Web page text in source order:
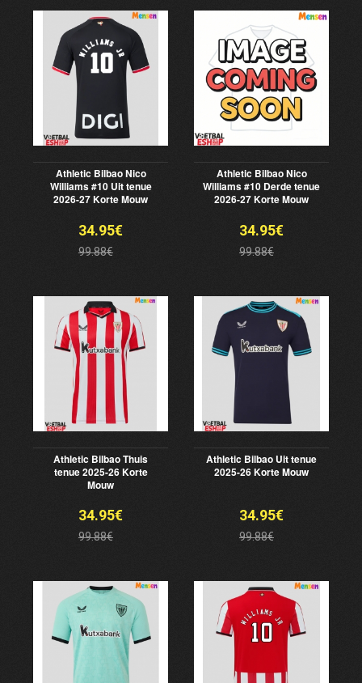
Athletic Bilbao Nico
Williams #10 Uit tenue
2026-27 Korte Mouw
34.95€
99.88€
Athletic Bilbao Nico
Williams #10 Derde tenue
2026-27 Korte Mouw
34.95€
99.88€
Athletic Bilbao Thuis
tenue 2025-26 Korte
Mouw
34.95€
99.88€
Athletic Bilbao Uit tenue
2025-26 Korte Mouw
34.95€
99.88€